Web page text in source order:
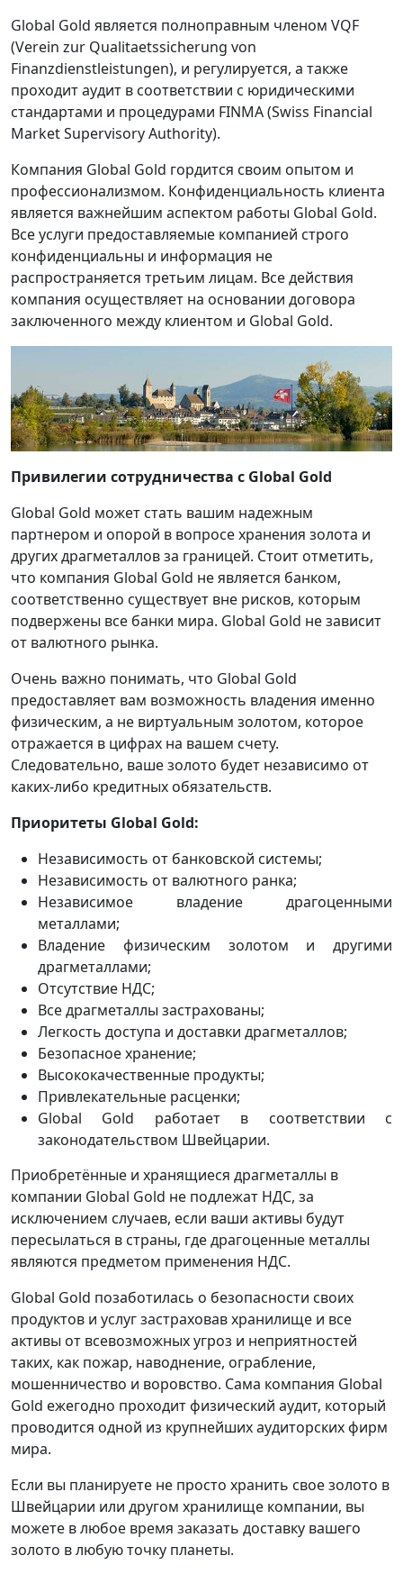
Global Gold является полноправным членом VQF
(Verein zur Qualitaetssicherung von
Finanzdienstleistungen), и регулируется, а также
проходит аудит в соответствии с юридическими
стандартами и процедурами FINMA (Swiss Financial
Market Supervisory Authority).
Компания Global Gold гордится своим опытом и
профессионализмом. Конфиденциальность клиента
является важнейшим аспектом работы Global Gold.
Все услуги предоставляемые компанией строго
конфиденциальны и информация не
распространяется третьим лицам. Все действия
компания осуществляет на основании договора
заключенного между клиентом и Global Gold.
Привилегии сотрудничества с Global Gold
Global Gold может стать вашим надежным
партнером и опорой в вопросе хранения золота и
других драгметаллов за границей. Стоит отметить,
что компания Global Gold не является банком,
соответственно существует вне рисков, которым
подвержены все банки мира. Global Gold не зависит
от валютного рынка.
Очень важно понимать, что Global Gold
предоставляет вам возможность владения именно
физическим, а не виртуальным золотом, которое
отражается в цифрах на вашем счету.
Следовательно, ваше золото будет независимо от
каких-либо кредитных обязательств.
Приоритеты Global Gold:
Независимость от банковской системы;
Независимость от валютного ранка;
Независимое владение драгоценными
металлами;
Владение физическим золотом и другими
драгметаллами;
Отсутствие НДС;
Все драгметаллы застрахованы;
Легкость доступа и доставки драгметаллов;
Безопасное хранение;
Высококачественные продукты;
Привлекательные расценки;
Global Gold работает в соответствии с
законодательством Швейцарии.
Приобретённые и хранящиеся драгметаллы в
компании Global Gold не подлежат НДС, за
исключением случаев, если ваши активы будут
пересылаться в страны, где драгоценные металлы
являются предметом применения НДС.
Global Gold позаботилась о безопасности своих
продуктов и услуг застраховав хранилище и все
активы от всевозможных угроз и неприятностей
таких, как пожар, наводнение, ограбление,
мошенничество и воровство. Сама компания Global
Gold ежегодно проходит физический аудит, который
проводится одной из крупнейших аудиторских фирм
мира.
Если вы планируете не просто хранить свое золото в
Швейцарии или другом хранилище компании, вы
можете в любое время заказать доставку вашего
золото в любую точку планеты.